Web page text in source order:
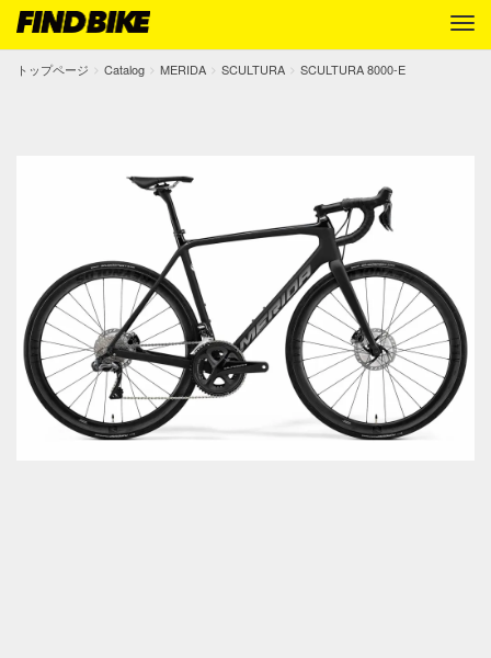
トップページ Catalog MERIDA SCULTURA SCULTURA 8000-E